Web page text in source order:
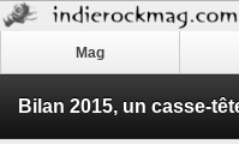
Mag